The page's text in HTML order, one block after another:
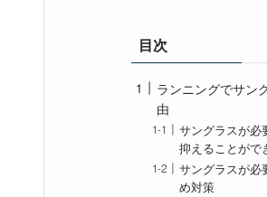
目次
ランニングでサン
由
サングラスが
抑えることがで
サングラスが
め対策